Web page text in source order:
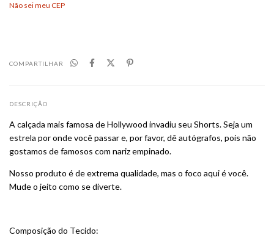
Não sei meu CEP
COMPARTILHAR
DESCRIÇÃO
A calçada mais famosa de Hollywood invadiu seu Shorts. Seja um
estrela por onde você passar e, por favor, dê autógrafos, pois não
gostamos de famosos com nariz empinado.
Nosso produto é de extrema qualidade, mas o foco aqui é você.
Mude o jeito como se diverte.
Composição do Tecido: